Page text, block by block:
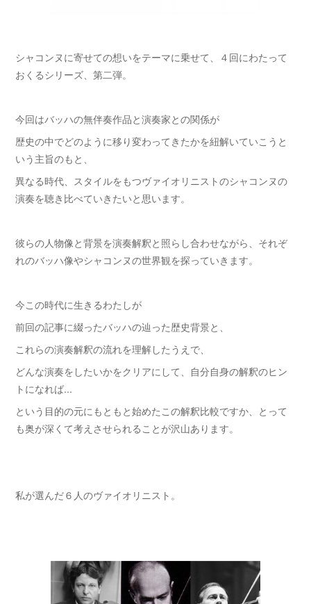
シャコンヌに寄せての想いをテーマに乗せて、４回にわたって
おくるシリーズ、第二弾。
今回はバッハの無伴奏作品と演奏家との関係が
歴史の中でどのように移り変わってきたかを紐解いていこうと
いう主旨のもと、
異なる時代、スタイルをもつヴァイオリニストのシャコンヌの
演奏を聴き比べていきたいと思います。
彼らの人物像と背景を演奏解釈と照らし合わせながら、それぞ
れのバッハ像やシャコンヌの世界観を探っていきます。
今この時代に生きるわたしが
前回の記事に綴ったバッハの辿った歴史背景と、
これらの演奏解釈の流れを理解したうえで、
どんな演奏をしたいかをクリアにして、自分自身の解釈のヒン
トになれば...
という目的の元にもともと始めたこの解釈比較ですか、とって
も奥が深くて考えさせられることが沢山あります。
私が選んだ６人のヴァイオリニスト。